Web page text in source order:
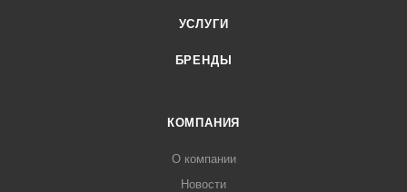
УСЛУГИ
БРЕНДЫ
КОМПАНИЯ
О компании
Новости